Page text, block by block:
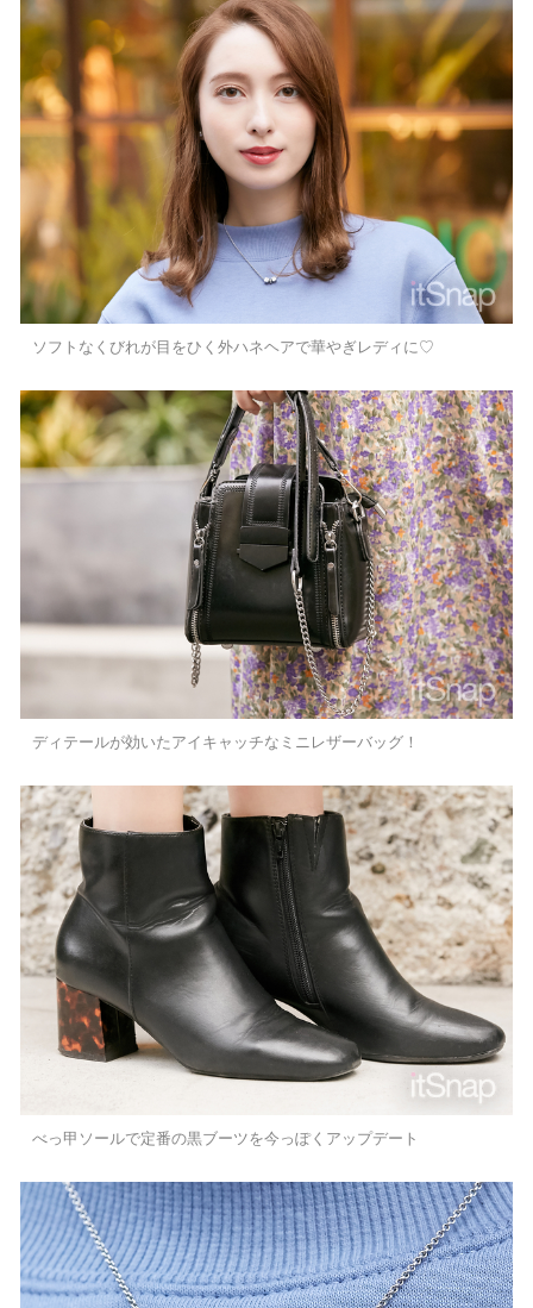
ソフトなくびれが目をひく外ハネヘアで華やぎレディに♡
ディテールが効いたアイキャッチなミニレザーバッグ！
べっ甲ソールで定番の黒ブーツを今っぽくアップデート